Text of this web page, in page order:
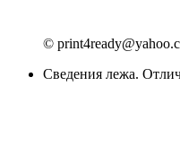
©
Сведения лежа.